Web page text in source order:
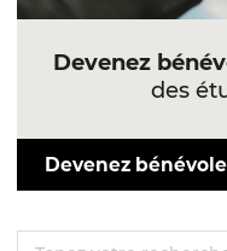
Devenez
des
Devenez bénévole